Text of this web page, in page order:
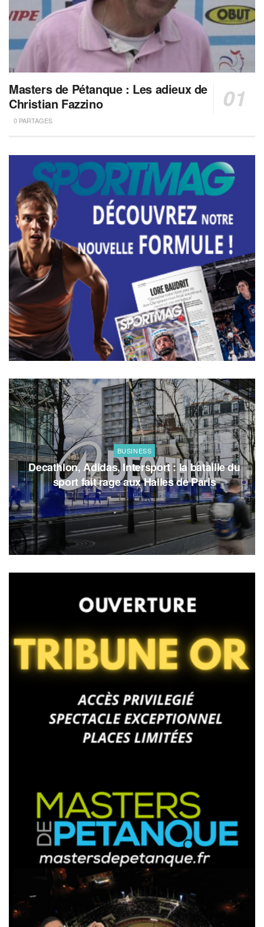
Masters de Pétanque : Les adieux de
Christian Fazzino
0 PARTAGES
BUSINESS
Decathlon, Adidas, Intersport : la bataille du
sport fait rage aux Halles de Paris